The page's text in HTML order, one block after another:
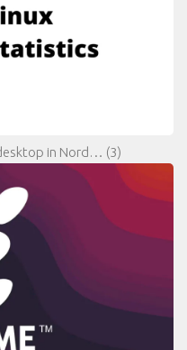
in Nord… (3)